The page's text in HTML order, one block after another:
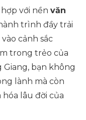
với nền văn
trình đầy trải
cảnh sắc
trong trẻo của
bạn không
lành mà còn
lâu đời của